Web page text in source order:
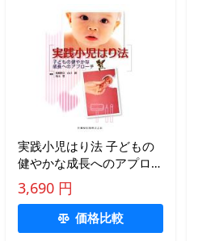
実践小児はり法 子どもの
健やかな成長へのアプロー
チ/尾崎朋文,山口創,米山榮
【編】
3,690 円
価格比較